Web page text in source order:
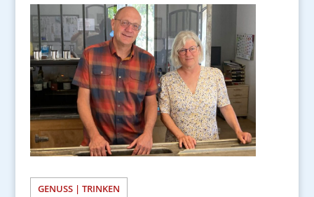
GENUSS | TRINKEN